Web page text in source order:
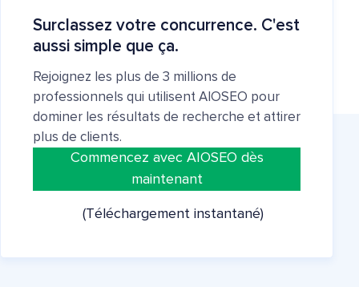
Surclassez votre concurrence. C'est
aussi simple que ça.
Rejoignez les plus de 3 millions de
professionnels qui utilisent AIOSEO pour
dominer les résultats de recherche et attirer
plus de clients.
Commencez avec AIOSEO dès
maintenant
(Téléchargement instantané)